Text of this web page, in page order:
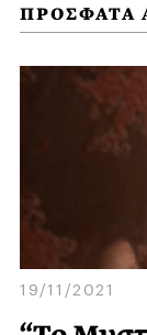
ΠΡΟΣΦΑΤΑ
19/11/2021